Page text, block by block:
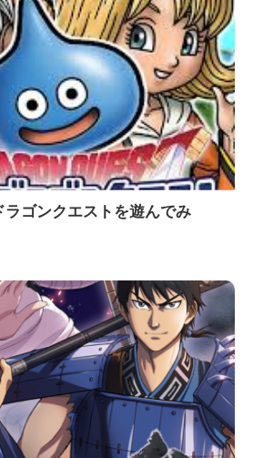
ラゴンクエストを遊んでみ